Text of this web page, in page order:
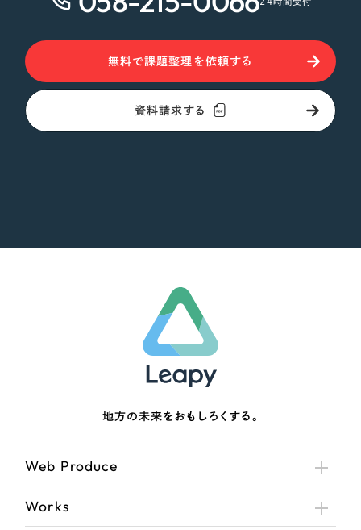
無料で課題整理を依頼する
資料請求する
地方の未来をおもしろくする。
Web Produce
Works